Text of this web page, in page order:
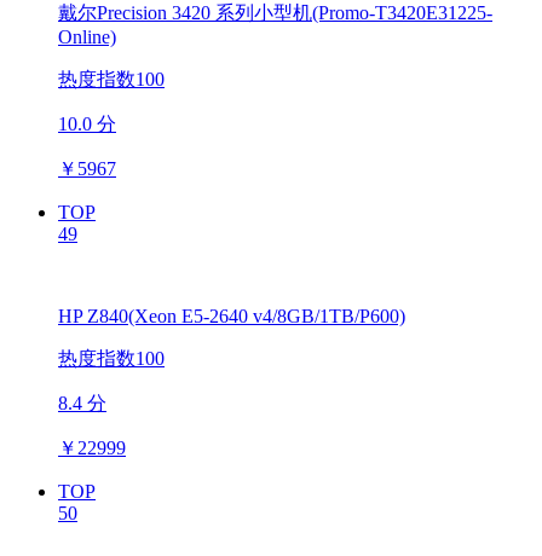
戴尔Precision 3420 系列小型机(Promo-T3420E31225-
Online)
热度指数100
10.0 分
￥ 5967
TOP
49
HP Z840(Xeon E5-2640 v4/8GB/1TB/P600)
热度指数100
8.4 分
￥ 22999
TOP
50